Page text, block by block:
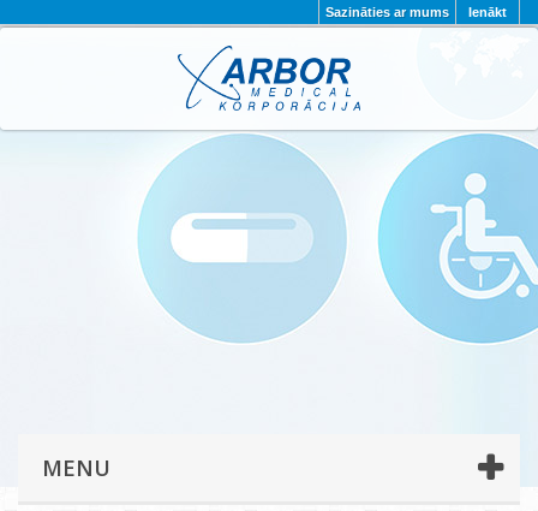
Ienākt
Sazināties ar mums
PAR MUMS PROJEKTI
KONTAKTI
PRIVĀTUMA POLITIKA
MENU